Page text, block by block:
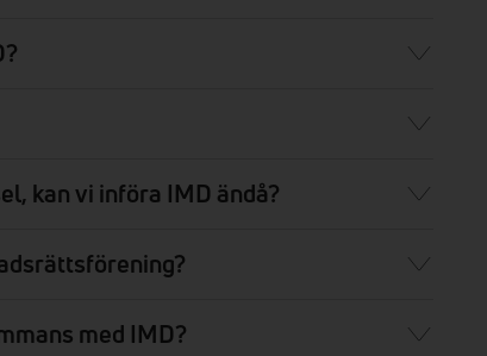
kan vi införa IMD ändå?
med IMD?